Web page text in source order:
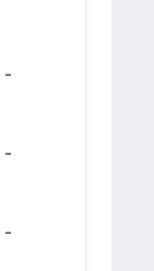
-
-
-